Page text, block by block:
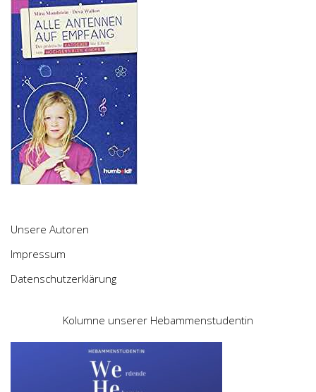
Unsere Autoren
Impressum
Datenschutzerklärung
Kolumne unserer Hebammenstudentin